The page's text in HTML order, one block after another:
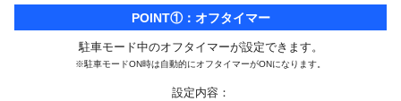
POINT①：オフタイマー
駐車モード中のオフタイマーが設定できます。
※駐車モードON時は自動的にオフタイマーがONになります。
設定内容：